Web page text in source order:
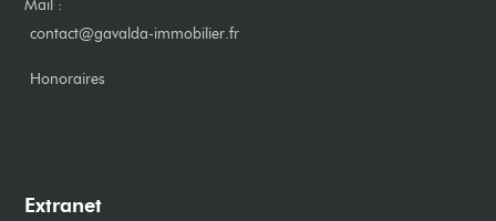
Mail :
contact@gavalda-immobilier.fr
​Honoraires
Extranet